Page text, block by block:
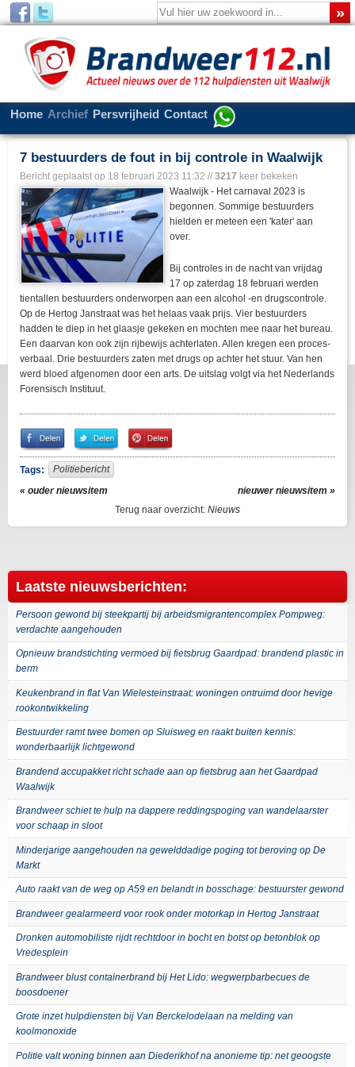
Home Archief Persvrijheid Contact
7 bestuurders de fout in bij controle in Waalwijk
Bericht geplaatst op 18 februari 2023 11:32 // 3217 keer bekeken
Waalwijk - Het carnaval 2023 is
begonnen. Sommige bestuurders
hielden er meteen een 'kater' aan
over.
Bij controles in de nacht van vrijdag
17 op zaterdag 18 februari werden
tientallen bestuurders onderworpen aan een alcohol -en drugscontrole.
Op de Hertog Janstraat was het helaas vaak prijs. Vier bestuurders
hadden te diep in het glaasje gekeken en mochten mee naar het bureau.
Een daarvan kon ook zijn rijbewijs achterlaten. Allen kregen een proces-
verbaal. Drie bestuurders zaten met drugs op achter het stuur. Van hen
werd bloed afgenomen door een arts. De uitslag volgt via het Nederlands
Forensisch Instituut.
Share
on
Facebook
Share
on
Twitter
Pin
It!
Tags:
Politiebericht
« ouder nieuwsitem
nieuwer nieuwsitem »
Terug naar overzicht: Nieuws
Laatste nieuwsberichten:
Persoon gewond bij steekpartij bij arbeidsmigrantencomplex Pompweg:
verdachte aangehouden
Opnieuw brandstichting vermoed bij fietsbrug Gaardpad: brandend plastic in
berm
Keukenbrand in flat Van Wielesteinstraat: woningen ontruimd door hevige
rookontwikkeling
Bestuurder ramt twee bomen op Sluisweg en raakt buiten kennis:
wonderbaarlijk lichtgewond
Brandend accupakket richt schade aan op fietsbrug aan het Gaardpad
Waalwijk
Brandweer schiet te hulp na dappere reddingspoging van wandelaarster
voor schaap in sloot
Minderjarige aangehouden na gewelddadige poging tot beroving op De
Markt
Auto raakt van de weg op A59 en belandt in bosschage: bestuurster gewond
Brandweer gealarmeerd voor rook onder motorkap in Hertog Janstraat
Dronken automobiliste rijdt rechtdoor in bocht en botst op betonblok op
Vredesplein
Brandweer blust containerbrand bij Het Lido: wegwerpbarbecues de
boosdoener
Grote inzet hulpdiensten bij Van Berckelodelaan na melding van
koolmonoxide
Politie valt woning binnen aan Diederikhof na anonieme tip: net geoogste